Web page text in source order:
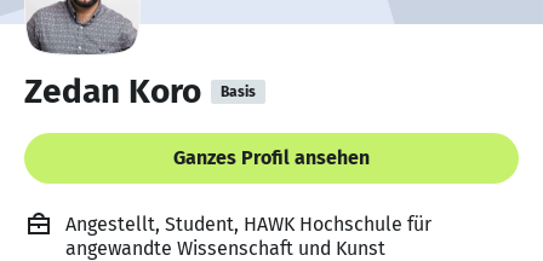
Zedan Koro Basis
Ganzes Profil ansehen
Angestellt, Student, HAWK Hochschule für
angewandte Wissenschaft und Kunst